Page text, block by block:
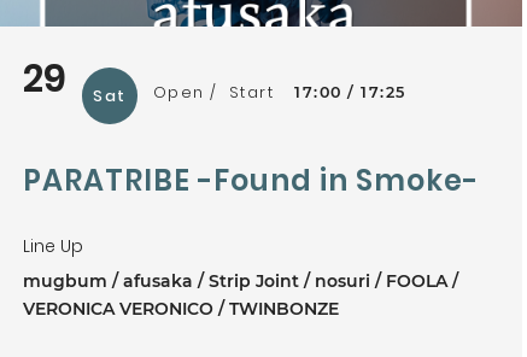
29 Sat Open Start 17:00 17:25
PARATRIBE -Found in Smoke-
Line Up
mugbum afusaka Strip Joint nosuri
FOOLA
VERONICA VERONICO
TWINBONZE